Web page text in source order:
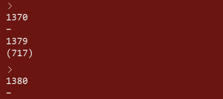
1370
–
1379
(717)
1380
–